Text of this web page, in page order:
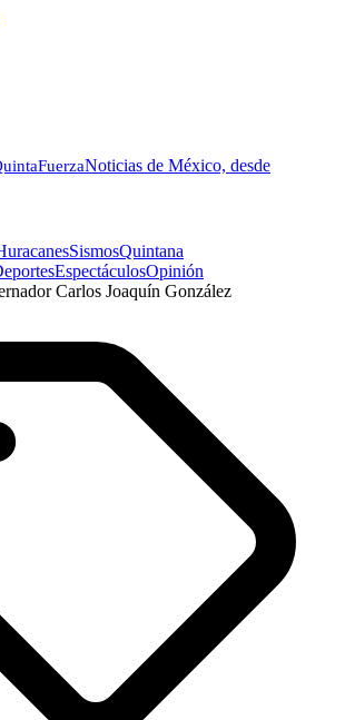
FuerzaNoticias de México, desde
SismosQuintana
EspectáculosOpinión
Carlos Joaquín González